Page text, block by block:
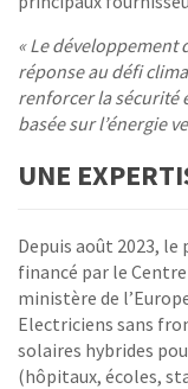
« Le développement
réponse au défi
renforcer la sécurité
basée sur l’énergie
UNE
Depuis août 2023, le
financé par le Centre
ministère de
Electriciens sans
solaires hybrides
(hôpitaux, écoles,